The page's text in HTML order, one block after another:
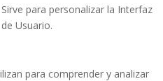
Sirve para personalizar la Interfaz
de Usuario.
para comprender y analizar